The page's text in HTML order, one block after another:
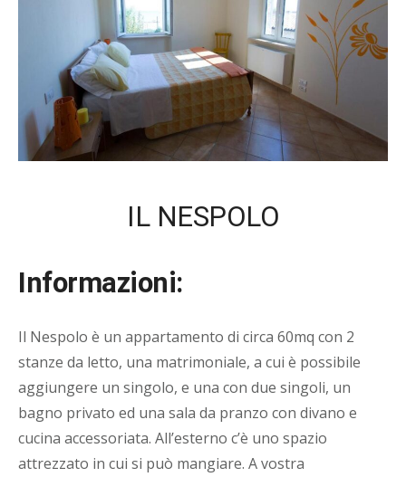
IL NESPOLO
Informazioni:
Il Nespolo è un appartamento di circa 60mq con 2
stanze da letto, una matrimoniale, a cui è possibile
aggiungere un singolo, e una con due singoli, un
bagno privato ed una sala da pranzo con divano e
cucina accessoriata. All’esterno c’è uno spazio
attrezzato in cui si può mangiare. A vostra